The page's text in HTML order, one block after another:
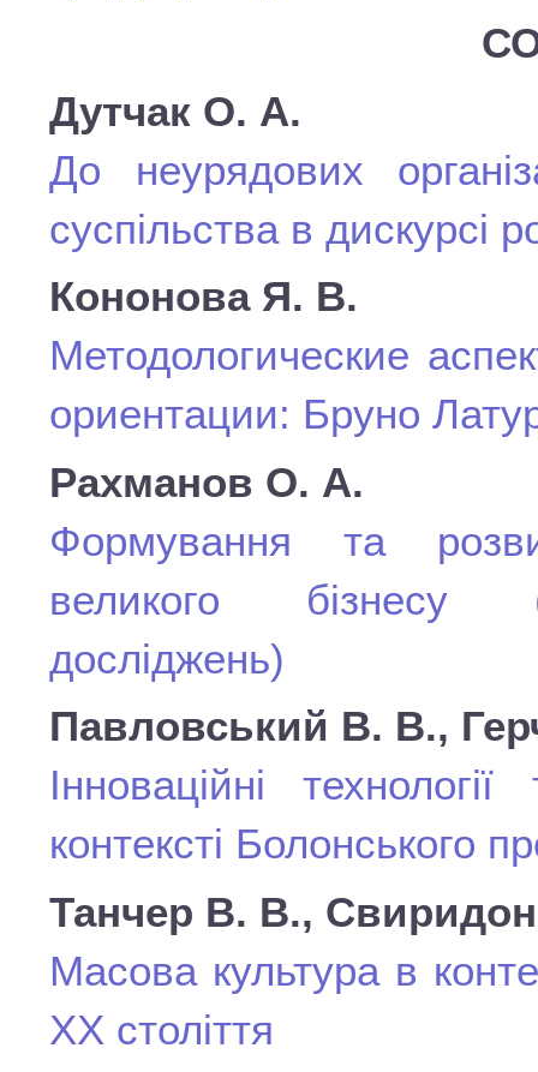
Дутчак О. А.
До неурядових
суспільства в дискурсі
Кононова Я. В.
Методологические
ориентации: Бруно
Рахманов О. А.
Формування та
великого бізнесу
досліджень)
Павловський В. В.,
Інноваційні
контексті Болонського
Танчер В. В.,
Масова культура в
ХХ століття